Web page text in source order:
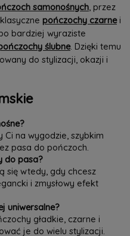
samonośnych, przez
pończochy czarnei
bardziej wyraziste
ślubne. Dzięki temu
do stylizacji, okazji i
na wygodzie, szybkim
pasa do pończoch.
do pasa?
się wtedy, gdy chcesz
i zmysłowy efekt
uniwersalne?
gładkie, czarne i
je do wielu stylizacji.